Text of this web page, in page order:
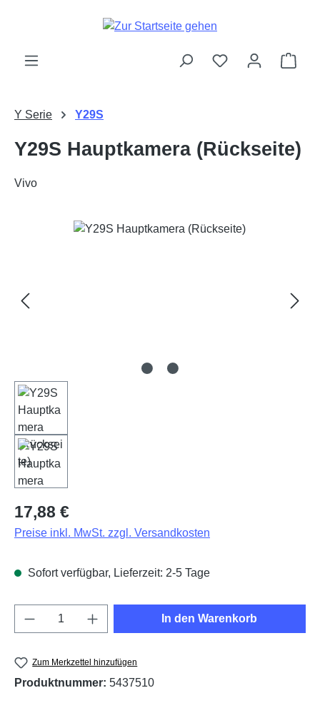
Zum Hauptinhalt springen
Y Serie Y29S
Y29S Hauptkamera (Rückseite)
Vivo
Bildergalerie überspringen
Regulärer Preis:
17,88 €
Preise inkl. MwSt. zzgl. Versandkosten
Sofort verfügbar, Lieferzeit: 2-5 Tage
Produkt Anzahl: Gib den gewünschten
In den Warenkorb
Zum Merkzettel hinzufügen
Produktnummer: 5437510